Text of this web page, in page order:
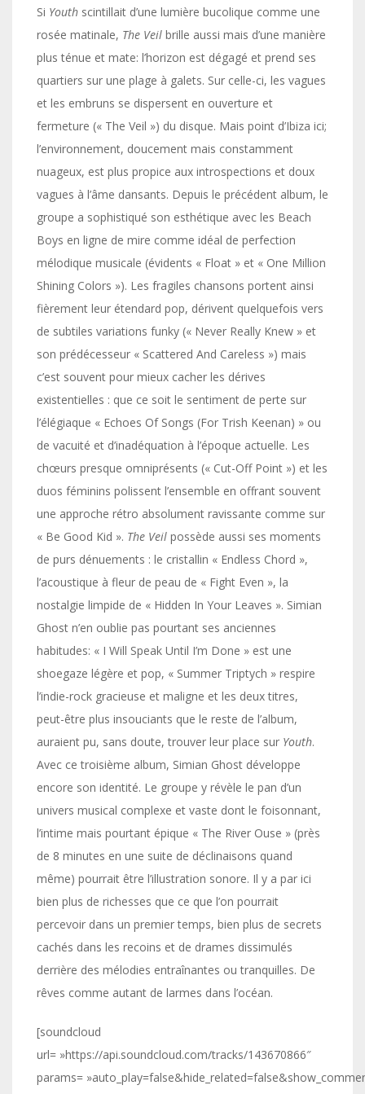
Si Youth scintillait d’une lumière bucolique comme une
rosée matinale, The Veil brille aussi mais d’une manière
plus ténue et mate: l’horizon est dégagé et prend ses
quartiers sur une plage à galets. Sur celle-ci, les vagues
et les embruns se dispersent en ouverture et
fermeture (« The Veil ») du disque. Mais point d’Ibiza ici;
l’environnement, doucement mais constamment
nuageux, est plus propice aux introspections et doux
vagues à l’âme dansants. Depuis le précédent album, le
groupe a sophistiqué son esthétique avec les Beach
Boys en ligne de mire comme idéal de perfection
mélodique musicale (évidents « Float » et « One Million
Shining Colors »). Les fragiles chansons portent ainsi
fièrement leur étendard pop, dérivent quelquefois vers
de subtiles variations funky (« Never Really Knew » et
son prédécesseur « Scattered And Careless ») mais
c’est souvent pour mieux cacher les dérives
existentielles : que ce soit le sentiment de perte sur
l’élégiaque « Echoes Of Songs (For Trish Keenan) » ou
de vacuité et d’inadéquation à l’époque actuelle. Les
chœurs presque omniprésents (« Cut-Off Point ») et les
duos féminins polissent l’ensemble en offrant souvent
une approche rétro absolument ravissante comme sur
« Be Good Kid ». The Veil possède aussi ses moments
de purs dénuements : le cristallin « Endless Chord »,
l’acoustique à fleur de peau de « Fight Even », la
nostalgie limpide de « Hidden In Your Leaves ». Simian
Ghost n’en oublie pas pourtant ses anciennes
habitudes: « I Will Speak Until I’m Done » est une
shoegaze légère et pop, « Summer Triptych » respire
l’indie-rock gracieuse et maligne et les deux titres,
peut-être plus insouciants que le reste de l’album,
auraient pu, sans doute, trouver leur place sur Youth.
Avec ce troisième album, Simian Ghost développe
encore son identité. Le groupe y révèle le pan d’un
univers musical complexe et vaste dont le foisonnant,
l’intime mais pourtant épique « The River Ouse » (près
de 8 minutes en une suite de déclinaisons quand
même) pourrait être l’illustration sonore. Il y a par ici
bien plus de richesses que ce que l’on pourrait
percevoir dans un premier temps, bien plus de secrets
cachés dans les recoins et de drames dissimulés
derrière des mélodies entraînantes ou tranquilles. De
rêves comme autant de larmes dans l’océan.
[soundcloud
url= »https://api.soundcloud.com/tracks/143670866″
params=